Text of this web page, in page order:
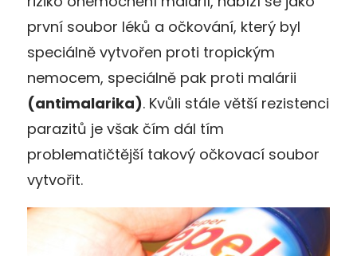
první soubor léků a očkování, který byl
speciálně vytvořen proti tropickým
nemocem, speciálně pak proti malárii
(antimalarika). Kvůli stále větší rezistenci
parazitů je však čím dál tím
problematičtější takový očkovací soubor
vytvořit.